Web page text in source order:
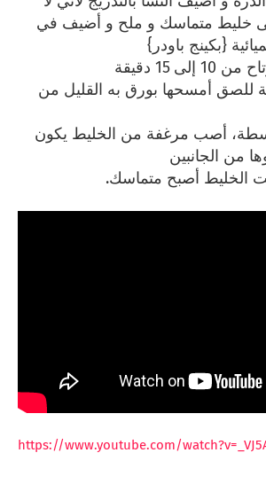
خليط متماسك و ملح و أضيف في
{بكينج باودر}
15 دقيقة
للصق أمسحها بورق به القليل من
أصب مرغفة من الخليط يكون
من الجانبين
الخليط أصبح متماسك.
https://www.youtube.com/